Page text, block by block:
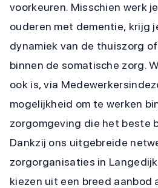
voorkeuren. Misschien werk
ouderen met dementie, krijg
dynamiek van de thuiszorg
binnen de somatische zorg.
ook is, via
mogelijkheid om te werken
zorgomgeving die het beste
Dankzij ons uitgebreide
zorgorganisaties in
kiezen uit een breed aanbod